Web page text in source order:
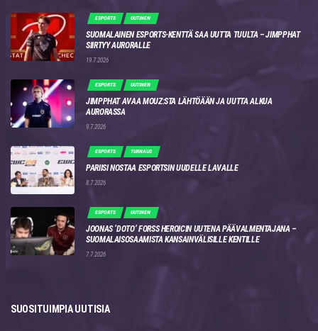
ESPORTS UUTINEN
SUOMALAINEN ESPORTS-KENTTÄ SAA UUTTA TUULTA – JIMPPHAT
SIIRTYY AURORALLE
19.7.2026
ESPORTS UUTINEN
JIMPPHAT AVAA MOUZ:STA LÄHTÖÄÄN JA UUTTA ALKUA
AURORASSA
9.7.2026
ESPORTS TURNAUS
PARIISI NOSTAA ESPORTSIN UUDELLE LAVALLE
8.7.2026
ESPORTS UUTINEN
JOONAS ‘DOTO’ FORSS HEROICIN UUTENA PÄÄVALMENTAJANA –
SUOMALAISOSAAMISTA KANSAINVÄLISILLE KENTILLE
7.7.2026
SUOSITUIMPIA UUTISIA